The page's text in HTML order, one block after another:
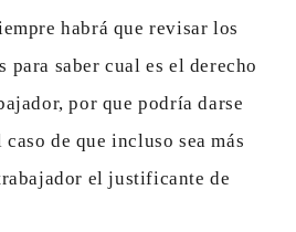
habrá que revisar los
saber cual es el derecho
por que podría darse
de que incluso sea más
el justificante de